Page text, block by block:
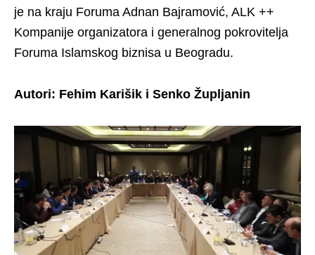
je na kraju Foruma Adnan Bajramović, ALK ++
Kompanije organizatora i generalnog pokrovitelja
Foruma Islamskog biznisa u Beogradu.
Autori: Fehim Karišik i Senko Župljanin